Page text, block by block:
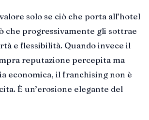
solo se ciò che porta all’hotel
che progressivamente gli sottrae
e flessibilità. Quando invece il
reputazione percepita ma
economica, il franchising non è
È un’erosione elegante del